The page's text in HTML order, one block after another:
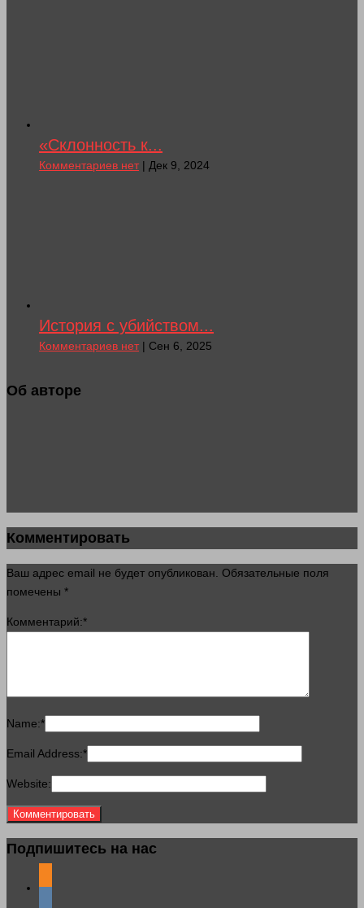
«Склонность к...
Комментариев нет| Дек 9, 2024
История с убийством...
Комментариев нет| Сен 6, 2025
Об авторе
Комментировать
Ваш адрес email не будет опубликован. Обязательные поля
помечены *
Комментарий:*
Name:*
Email Address:*
Website:
Подпишитесь на нас